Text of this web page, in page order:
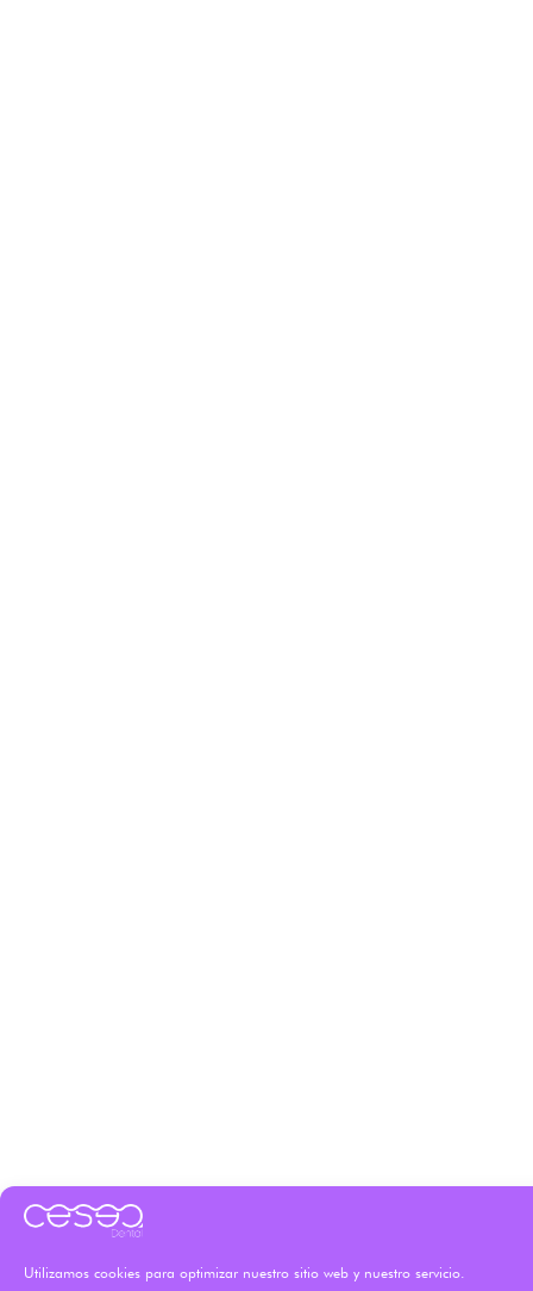
Utilizamos cookies para optimizar nuestro sitio web y nuestro servicio.